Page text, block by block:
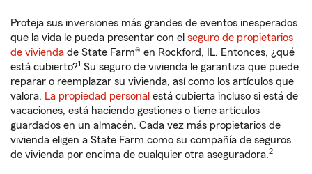
Proteja sus inversiones más grandes de eventos inesperados
que la vida le pueda presentar con el seguro de propietarios
de vivienda de State Farm® en Rockford, IL. Entonces, ¿qué
está cubierto?1 Su seguro de vivienda le garantiza que puede
reparar o reemplazar su vivienda, así como los artículos que
valora. La propiedad personal está cubierta incluso si está de
vacaciones, está haciendo gestiones o tiene artículos
guardados en un almacén. Cada vez más propietarios de
vivienda eligen a State Farm como su compañía de seguros
de vivienda por encima de cualquier otra aseguradora.2